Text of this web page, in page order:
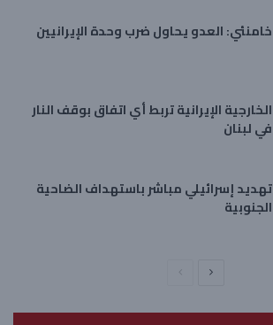
خامنئي: العدو يحاول ضرب وحدة الإيرانيين
الخارجية الإيرانية تربط أي اتفاق بوقف النار
في لبنان
تهديد إسرائيلي مباشر باستهداف الضاحية
الجنوبية